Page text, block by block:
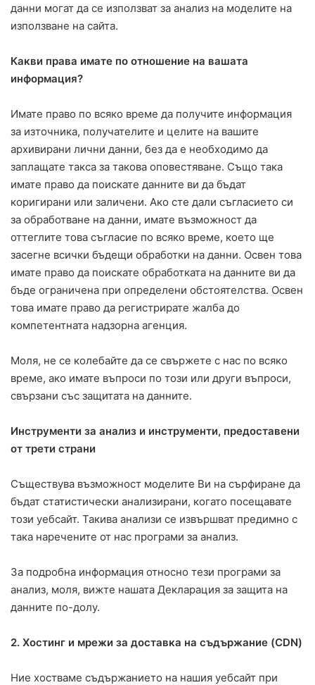
данни могат да се използват за анализ на моделите на
използване на сайта.
Какви права имате по отношение на вашата
информация?
Имате право по всяко време да получите информация
за източника, получателите и целите на вашите
архивирани лични данни, без да е необходимо да
заплащате такса за такова оповестяване. Също така
имате право да поискате данните ви да бъдат
коригирани или заличени. Ако сте дали съгласието си
за обработване на данни, имате възможност да
оттеглите това съгласие по всяко време, което ще
засегне всички бъдещи обработки на данни. Освен това
имате право да поискате обработката на данните ви да
бъде ограничена при определени обстоятелства. Освен
това имате право да регистрирате жалба до
компетентната надзорна агенция.
Моля, не се колебайте да се свържете с нас по всяко
време, ако имате въпроси по този или други въпроси,
свързани със защитата на данните.
Инструменти за анализ и инструменти, предоставени
от трети страни
Съществува възможност моделите Ви на сърфиране да
бъдат статистически анализирани, когато посещавате
този уебсайт. Такива анализи се извършват предимно с
така наречените от нас програми за анализ.
За подробна информация относно тези програми за
анализ, моля, вижте нашата Декларация за защита на
данните по-долу.
2. Хостинг и мрежи за доставка на съдържание (CDN)
Ние хостваме съдържанието на нашия уебсайт при